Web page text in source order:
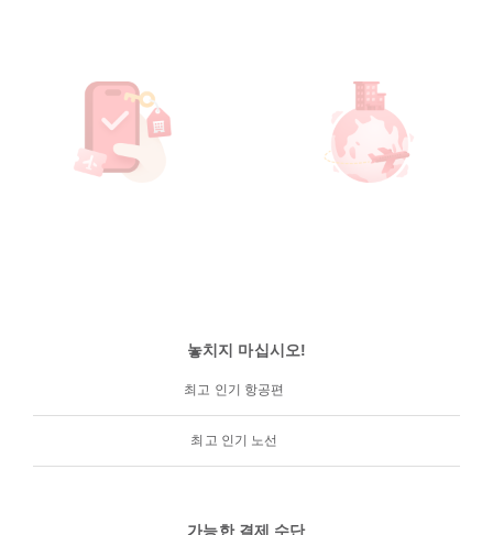
놓치지 마십시오!
최고 인기 항공편
최고 인기 노선
가능한 결제 수단